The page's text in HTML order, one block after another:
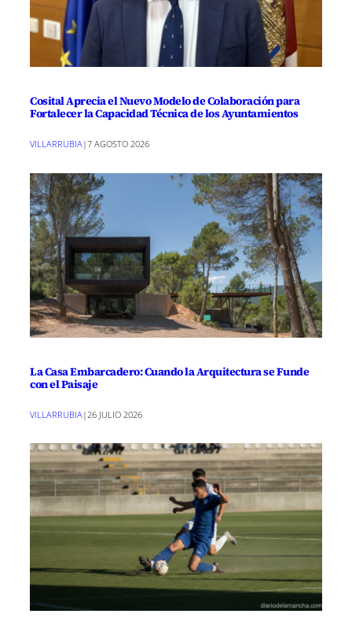
Cosital Aprecia el Nuevo Modelo de Colaboración para
Fortalecer la Capacidad Técnica de los Ayuntamientos
VILLARRUBIA |7 AGOSTO 2026
La Casa Embarcadero: Cuando la Arquitectura se Funde
con el Paisaje
VILLARRUBIA | 26 JULIO 2026